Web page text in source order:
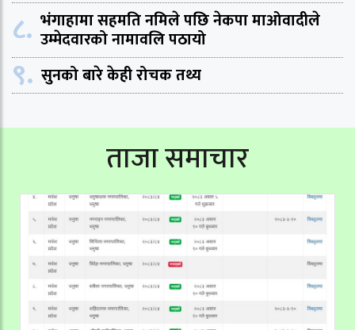
८. भंगाहामा सहमति नमिले पछि नेकपा माओवादीले
उम्मेदवारको नामावलि पठायो
९. सुनको बारे केही रोचक तथ्य
ताजा समाचार